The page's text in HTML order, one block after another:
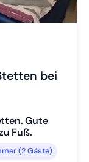
bei
Gute
Fuß.
(2 Gäste)